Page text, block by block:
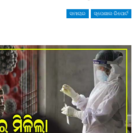
ସମାଚାର ସ୍ପେଶାଲ ରିପୋର୍ଟ